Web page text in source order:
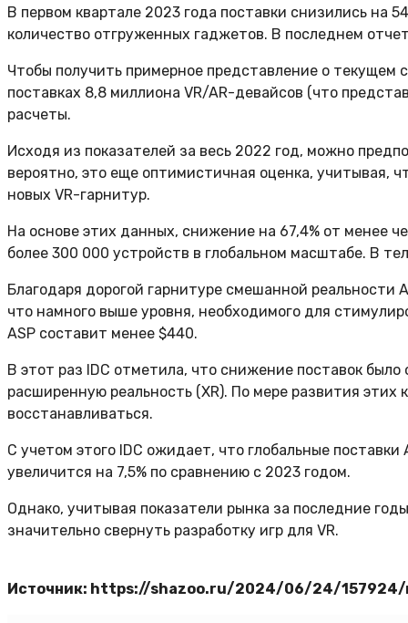
В первом квартале 2023 года поставки снизились на
количество отгруженных гаджетов. В последнем
Чтобы получить примерное представление о текущем
поставках 8,8 миллиона VR/AR-девайсов (что
расчеты.
Исходя из показателей за весь 2022 год, можно
вероятно, это еще оптимистичная оценка, учитывая,
новых VR-гарнитур.
На основе этих данных, снижение на 67,4% от менее
более 300 000 устройств в глобальном масштабе. В
Благодаря дорогой гарнитуре смешанной реальности
что намного выше уровня, необходимого для
ASP составит менее $440.
В этот раз IDC отметила, что снижение поставок
расширенную реальность (XR). По мере развития этих
восстанавливаться.
С учетом этого IDC ожидает, что глобальные
увеличится на 7,5% по сравнению с 2023 годом.
Однако, учитывая показатели рынка за последние
значительно свернуть разработку игр для VR.
Источник: https://shazoo.ru/2024/06/24/